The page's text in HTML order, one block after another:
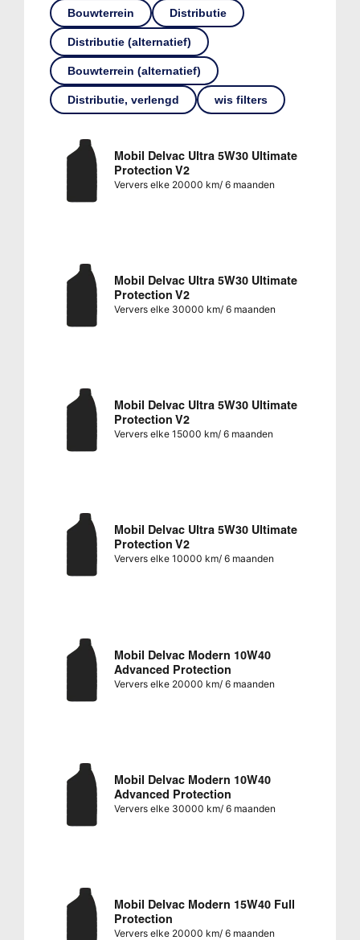
Bouwterrein Distributie
Distributie (alternatief)
Bouwterrein (alternatief)
Distributie, verlengd wis filters
Mobil Delvac Ultra 5W30 Ultimate
Protection V2
Ververs elke 20000 km/ 6 maanden
Mobil Delvac Ultra 5W30 Ultimate
Protection V2
Ververs elke 30000 km/ 6 maanden
Mobil Delvac Ultra 5W30 Ultimate
Protection V2
Ververs elke 15000 km/ 6 maanden
Mobil Delvac Ultra 5W30 Ultimate
Protection V2
Ververs elke 10000 km/ 6 maanden
Mobil Delvac Modern 10W40
Advanced Protection
Ververs elke 20000 km/ 6 maanden
Mobil Delvac Modern 10W40
Advanced Protection
Ververs elke 30000 km/ 6 maanden
Mobil Delvac Modern 15W40 Full
Protection
Ververs elke 20000 km/ 6 maanden